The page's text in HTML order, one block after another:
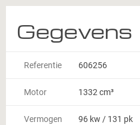
Gegevens
Referentie 606256
Motor 1332 cm³
Vermogen 96 kw / 131 pk